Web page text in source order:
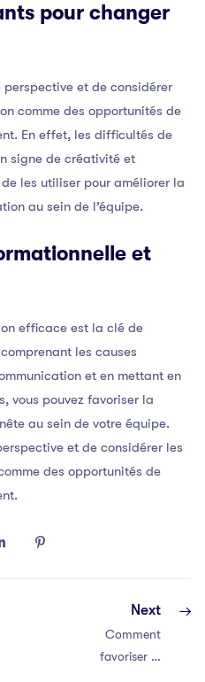
pour changer
et de considérer
comme des opportunités de
En effet, les difficultés de
signe de créativité et
les utiliser pour améliorer la
au sein de l’équipe.
et
efficace est la clé de
les causes
et en mettant en
vous pouvez favoriser la
au sein de votre équipe.
et de considérer les
des opportunités de
Next
Comment
favoriser la